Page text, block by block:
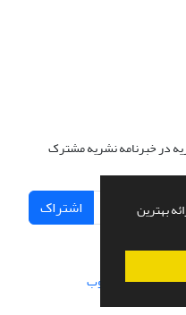
بهترین
در خبرنامه نشریه مشترک
اشتراک
سازی از سیناوب